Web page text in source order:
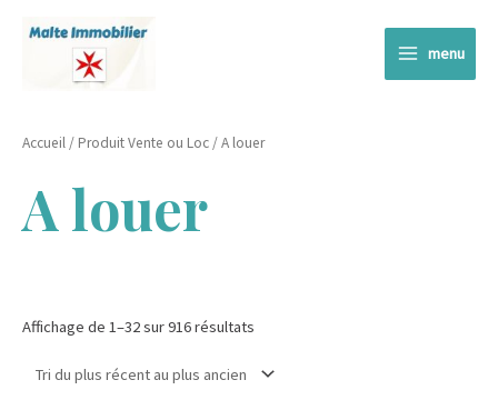
menu
Accueil / Produit Vente ou Loc / A louer
A louer
Affichage de 1–32 sur 916 résultats